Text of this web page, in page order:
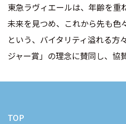
東急ラヴィエールは、年齢を重
未来を見つめ、 これから先も色
という、バイタリティ溢れる方
ジャー賞」の理念に賛同し、協
TOP